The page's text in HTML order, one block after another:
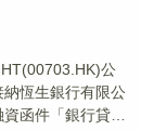
公
恆生銀行有限公
函件「銀行貸款